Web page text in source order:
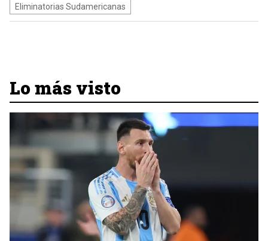
Eliminatorias Sudamericanas
Lo más visto